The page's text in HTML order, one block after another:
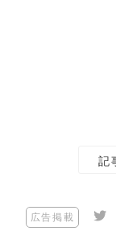
記
広告掲載